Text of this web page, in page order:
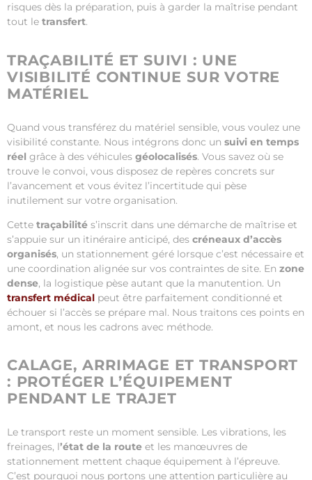
risques dès la préparation, puis à garder la maîtrise pendant
tout le transfert.
TRAÇABILITÉ ET SUIVI : UNE
VISIBILITÉ CONTINUE SUR VOTRE
MATÉRIEL
Quand vous transférez du matériel sensible, vous voulez une
visibilité constante. Nous intégrons donc un suivi en temps
réel grâce à des véhicules géolocalisés. Vous savez où se
trouve le convoi, vous disposez de repères concrets sur
l’avancement et vous évitez l’incertitude qui pèse
inutilement sur votre organisation.
Cette traçabilité s’inscrit dans une démarche de maîtrise et
s’appuie sur un itinéraire anticipé, des créneaux d’accès
organisés, un stationnement géré lorsque c’est nécessaire et
une coordination alignée sur vos contraintes de site. En zone
dense, la logistique pèse autant que la manutention. Un
transfert médical peut être parfaitement conditionné et
échouer si l’accès se prépare mal. Nous traitons ces points en
amont, et nous les cadrons avec méthode.
CALAGE, ARRIMAGE ET TRANSPORT
: PROTÉGER L’ÉQUIPEMENT
PENDANT LE TRAJET
Le transport reste un moment sensible. Les vibrations, les
freinages, l’état de la route et les manœuvres de
stationnement mettent chaque équipement à l’épreuve.
C’est pourquoi nous portons une attention particulière au